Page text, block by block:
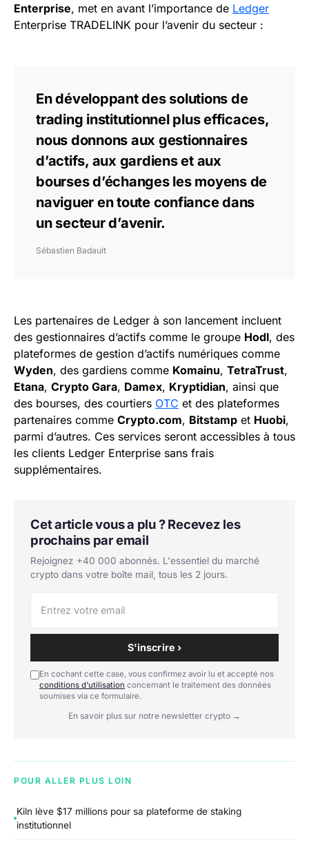
Enterprise, met en avant l’importance de Ledger
Enterprise TRADELINK pour l’avenir du secteur :
En développant des solutions de
trading institutionnel plus efficaces,
nous donnons aux gestionnaires
d’actifs, aux gardiens et aux
bourses d’échanges les moyens de
naviguer en toute confiance dans
un secteur d’avenir.
Sébastien Badault
Les partenaires de Ledger à son lancement incluent
des gestionnaires d’actifs comme le groupe Hodl, des
plateformes de gestion d’actifs numériques comme
Wyden, des gardiens comme Komainu, TetraTrust,
Etana, Crypto Gara, Damex, Kryptidian, ainsi que
des bourses, des courtiers OTC et des plateformes
partenaires comme Crypto.com, Bitstamp et Huobi,
parmi d’autres. Ces services seront accessibles à tous
les clients Ledger Enterprise sans frais
supplémentaires.
Cet article vous a plu ? Recevez les
prochains par email
Rejoignez +40 000 abonnés. L'essentiel du marché
crypto dans votre boîte mail, tous les 2 jours.
S'inscrire ›
En cochant cette case, vous confirmez avoir lu et accepté nos
conditions d'utilisation concernant le traitement des données
soumises via ce formulaire.
En savoir plus sur notre newsletter crypto →
POUR ALLER PLUS LOIN
Kiln lève $17 millions pour sa plateforme de staking
institutionnel